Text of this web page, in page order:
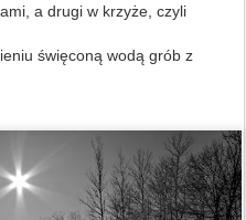
a drugi w krzyże, czyli
święconą wodą grób z